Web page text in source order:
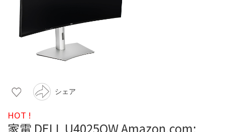
シェア
HOT !
家電 DELL U4025QW Amazon.com: